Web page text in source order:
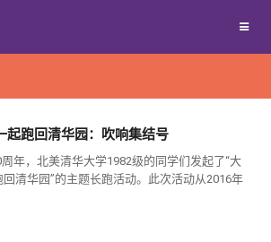
回馈母校
捐赠项目
媒体平台
起跑回清华园：吹响集结号
年，北美清华大学1982级的同学们发起了“大
清华园”的主题长跑活动。此次活动从2016年